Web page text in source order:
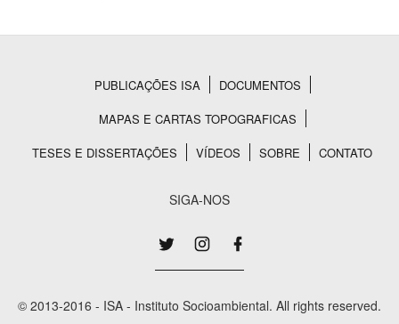
Rodapé
PUBLICAÇÕES ISA
DOCUMENTOS
MAPAS E CARTAS TOPOGRAFICAS
TESES E DISSERTAÇÕES
VÍDEOS SOBRE CONTATO
SIGA-NOS
© 2013-2016 - ISA - Instituto Socioambiental. All rights reserved.